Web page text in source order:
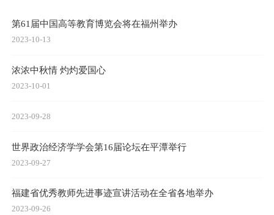
第61届中国高等教育博览会将在福州举办
2023-10-13
浓浓中秋情 灼灼爱国心
2023-10-01
2023-09-28
世界政治经济学学会第16届论坛在平潭举行
2023-09-27
福建省优秀教师先进事迹宣讲活动在全省各地举办
2023-09-26